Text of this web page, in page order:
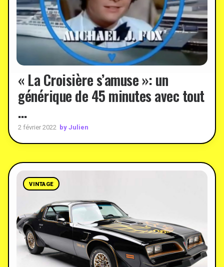
« La Croisière s’amuse »: un
générique de 45 minutes avec tout
…
2 février 2022 by Julien
VINTAGE